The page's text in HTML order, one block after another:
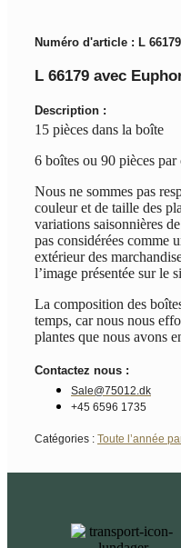
Numéro d'article : L 66179
L 66179 avec
Description :
15 pièces dans la boîte
6 boîtes ou 90 pièces par
Nous ne sommes pas
couleur et de taille des
variations saisonnières
pas considérées comme
extérieur des
l’image présentée sur le
La composition des
temps, car nous nous
plantes que nous avons
Contactez nous :
Sale@75012.dk
+45 6596 1735
Catégories : Toute l’année